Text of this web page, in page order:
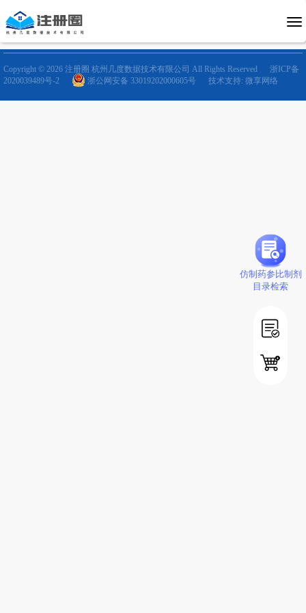
Copyright © 2026 注册圈 杭州几度数据技术有限公司 All Rights Reserved
浙ICP备
2020039489号-2
浙公网安备 33019202000605号 技术支持: 微享网络
仿制药参比制剂
目录检索